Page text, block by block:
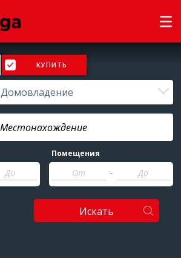
КУПИТЬ
Домовладение
Помещения
-
Искать